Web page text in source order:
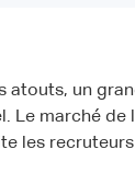
atouts, un
Le marché
les